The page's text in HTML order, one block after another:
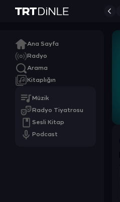
Ana Sayfa
Radyo
Arama
Kitaplığın
Müzik
Radyo Tiyatrosu
Sesli Kitap
Podcast